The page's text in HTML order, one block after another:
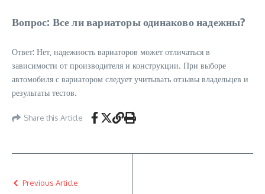
Вопрос: Все ли вариаторы одинаково надежны?
Ответ: Нет‚ надежность вариаторов может отличаться в
зависимости от производителя и конструкции. При выборе
автомобиля с вариатором следует учитывать отзывы владельцев и
результаты тестов.
Share this Article
Previous Article